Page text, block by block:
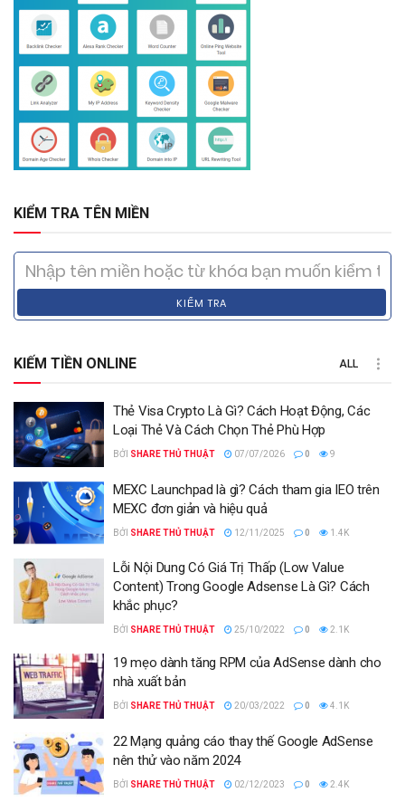
KIỂM TRA TÊN MIỀN
KIỂM TRA
KIẾM TIỀN ONLINE ALL
Thẻ Visa Crypto Là Gì? Cách Hoạt Động, Các
Loại Thẻ Và Cách Chọn Thẻ Phù Hợp
BỞI SHARE THỦ THUẬT 07/07/2026 0 9
MEXC Launchpad là gì? Cách tham gia IEO trên
MEXC đơn giản và hiệu quả
BỞI SHARE THỦ THUẬT 12/11/2025 0 1.4K
Lỗi Nội Dung Có Giá Trị Thấp (Low Value
Content) Trong Google Adsense Là Gì? Cách
khắc phục?
BỞI SHARE THỦ THUẬT 25/10/2022 0 2.1K
19 mẹo dành tăng RPM của AdSense dành cho
nhà xuất bản
BỞI SHARE THỦ THUẬT 20/03/2022 0 4.1K
22 Mạng quảng cáo thay thế Google AdSense
nên thử vào năm 2024
BỞI SHARE THỦ THUẬT 02/12/2023 0 2.4K